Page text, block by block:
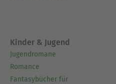
Kinder & Jugend
Jugendromane
Romance
Fantasybücher für